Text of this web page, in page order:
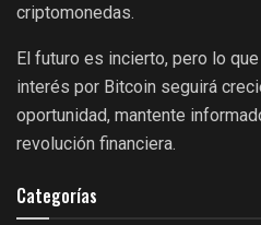
criptomonedas.
El futuro es incierto, pero lo
interés por Bitcoin seguirá
oportunidad, mantente
revolución financiera.
Categorías